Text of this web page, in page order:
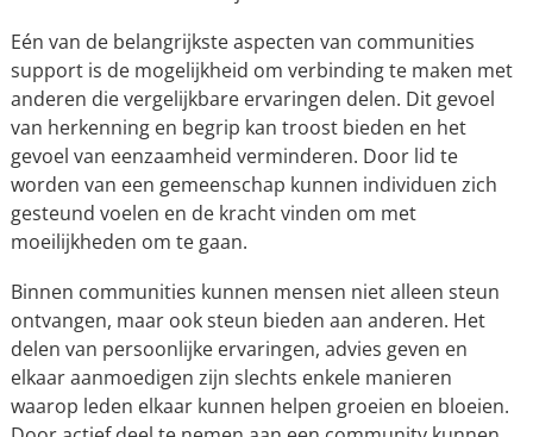
Eén van de belangrijkste aspecten van communities
support is de mogelijkheid om verbinding te maken met
anderen die vergelijkbare ervaringen delen. Dit gevoel
van herkenning en begrip kan troost bieden en het
gevoel van eenzaamheid verminderen. Door lid te
worden van een gemeenschap kunnen individuen zich
gesteund voelen en de kracht vinden om met
moeilijkheden om te gaan.
Binnen communities kunnen mensen niet alleen steun
ontvangen, maar ook steun bieden aan anderen. Het
delen van persoonlijke ervaringen, advies geven en
elkaar aanmoedigen zijn slechts enkele manieren
waarop leden elkaar kunnen helpen groeien en bloeien.